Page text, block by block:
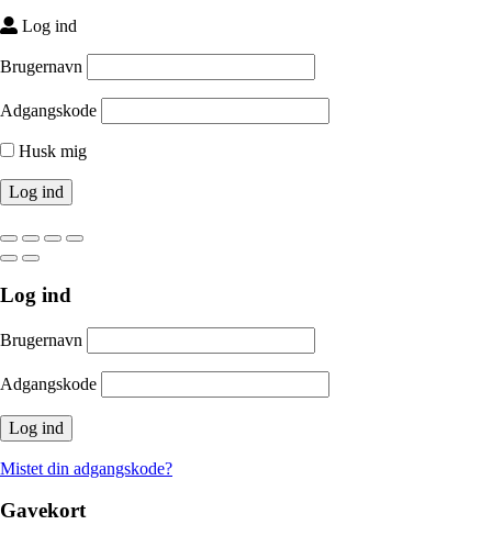
Log ind
Brugernavn
Adgangskode
Husk mig
Log ind
Brugernavn
Adgangskode
Mistet din adgangskode?
Gavekort